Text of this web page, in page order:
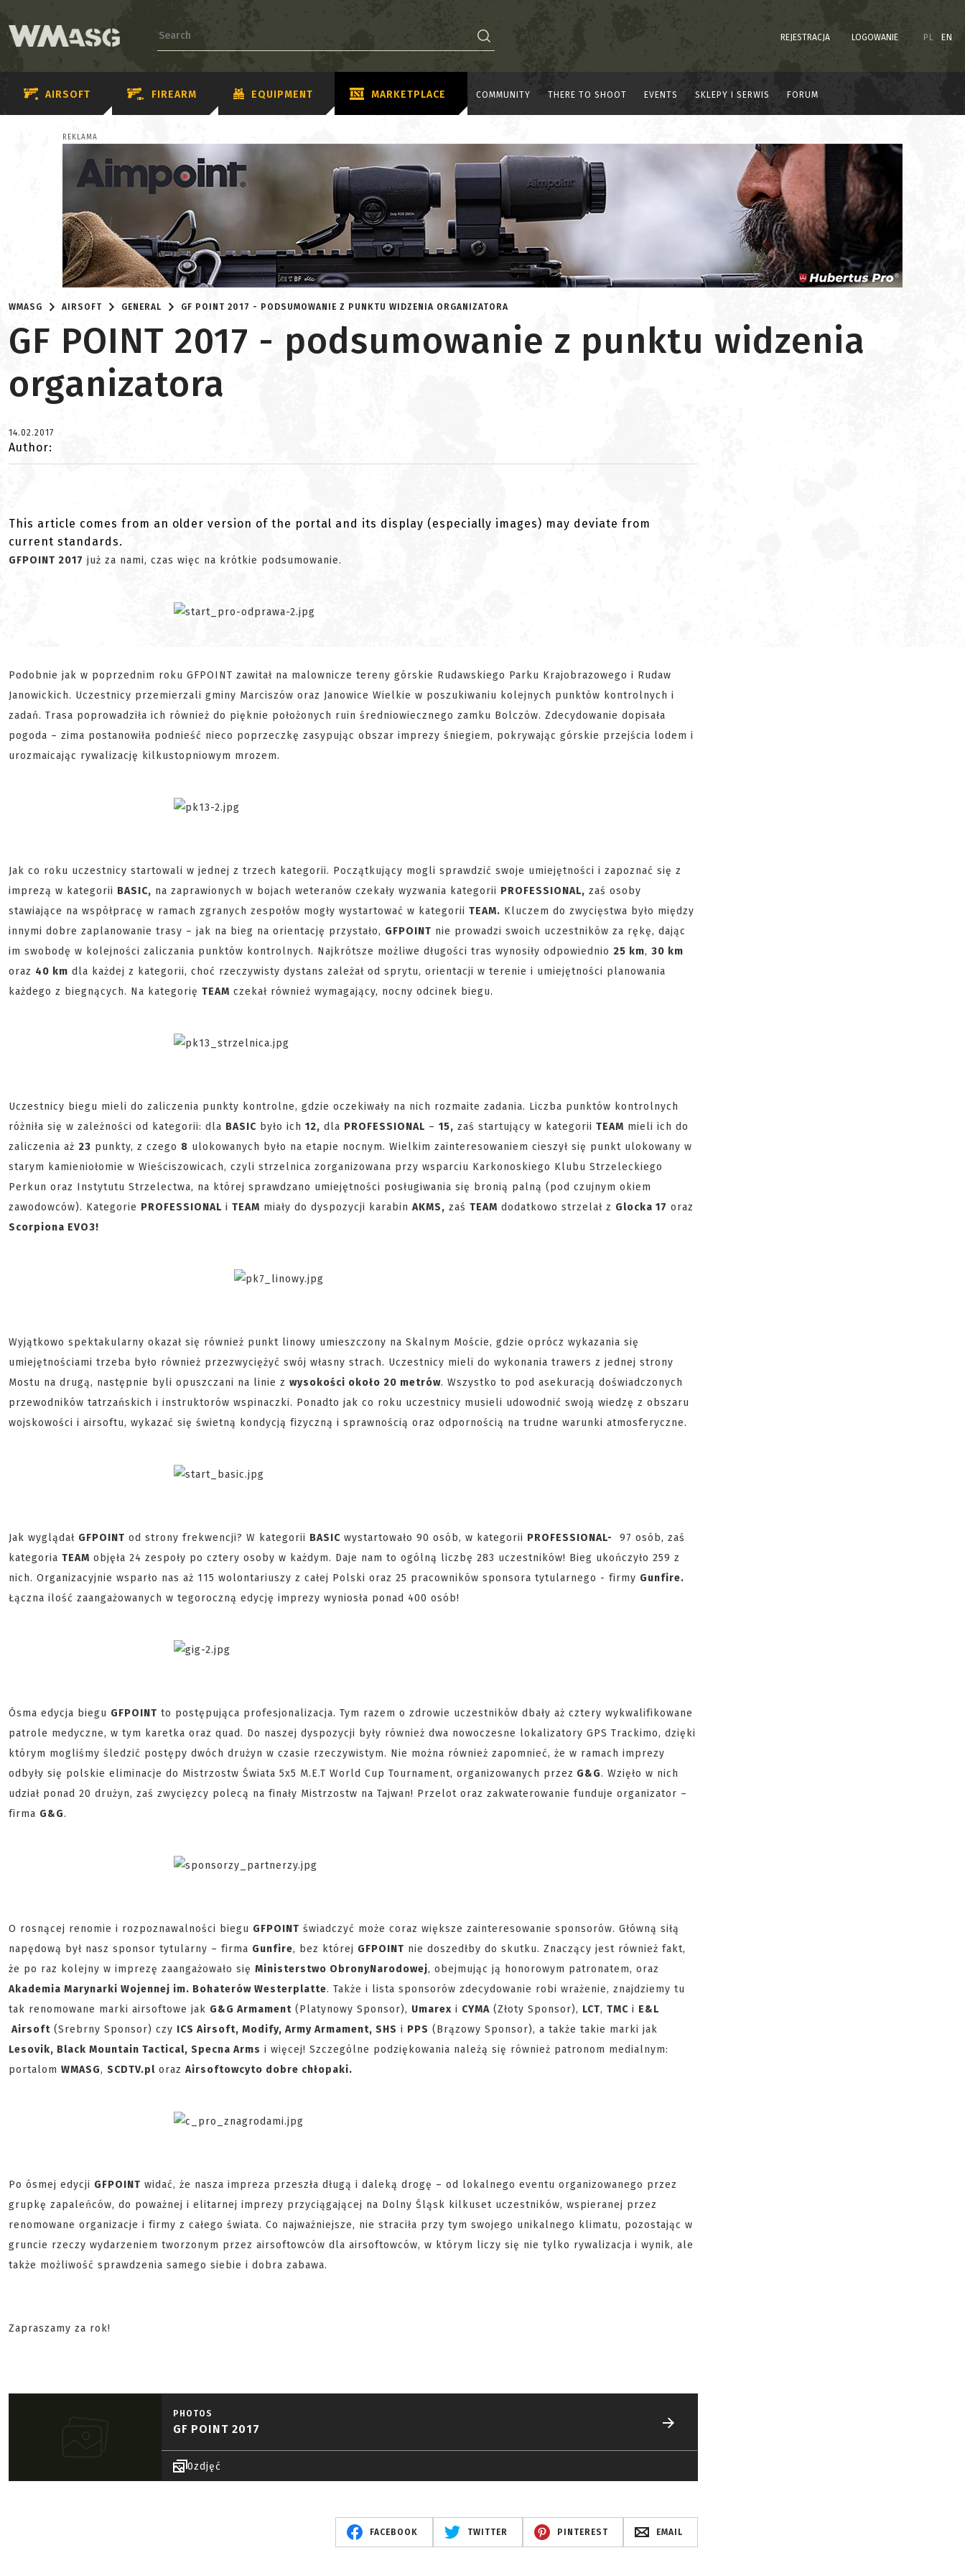
REJESTRACJA LOGOWANIE PL EN
AIRSOFT FIREARM EQUIPMENT MARKETPLACE COMMUNITY THERE TO SHOOT EVENTS SKLEPY I SERWIS FORUM
REKLAMA
WMASG AIRSOFT GENERAL GF POINT 2017 - PODSUMOWANIE Z PUNKTU WIDZENIA ORGANIZATORA
GF POINT 2017 - podsumowanie z punktu widzenia
organizatora
14.02.2017
Author:
This article comes from an older version of the portal and its display (especially images) may deviate from
current standards.
GFPOINT 2017 już za nami, czas więc na krótkie podsumowanie.
Podobnie jak w poprzednim roku GFPOINT zawitał na malownicze tereny górskie Rudawskiego Parku Krajobrazowego i Rudaw
Janowickich. Uczestnicy przemierzali gminy Marciszów oraz Janowice Wielkie w poszukiwaniu kolejnych punktów kontrolnych i
zadań. Trasa poprowadziła ich również do pięknie położonych ruin średniowiecznego zamku Bolczów. Zdecydowanie dopisała
pogoda – zima postanowiła podnieść nieco poprzeczkę zasypując obszar imprezy śniegiem, pokrywając górskie przejścia lodem i
urozmaicając rywalizację kilkustopniowym mrozem.
Jak co roku uczestnicy startowali w jednej z trzech kategorii. Początkujący mogli sprawdzić swoje umiejętności i zapoznać się z
imprezą w kategorii BASIC, na zaprawionych w bojach weteranów czekały wyzwania kategorii PROFESSIONAL, zaś osoby
stawiające na współpracę w ramach zgranych zespołów mogły wystartować w kategorii TEAM. Kluczem do zwycięstwa było między
innymi dobre zaplanowanie trasy – jak na bieg na orientację przystało, GFPOINT nie prowadzi swoich uczestników za rękę, dając
im swobodę w kolejności zaliczania punktów kontrolnych. Najkrótsze możliwe długości tras wynosiły odpowiednio 25 km, 30 km
oraz 40 km dla każdej z kategorii, choć rzeczywisty dystans zależał od sprytu, orientacji w terenie i umiejętności planowania
każdego z biegnących. Na kategorię TEAM czekał również wymagający, nocny odcinek biegu.
Uczestnicy biegu mieli do zaliczenia punkty kontrolne, gdzie oczekiwały na nich rozmaite zadania. Liczba punktów kontrolnych
różniła się w zależności od kategorii: dla BASIC było ich 12, dla PROFESSIONAL – 15, zaś startujący w kategorii TEAM mieli ich do
zaliczenia aż 23 punkty, z czego 8 ulokowanych było na etapie nocnym. Wielkim zainteresowaniem cieszył się punkt ulokowany w
starym kamieniołomie w Wieściszowicach, czyli strzelnica zorganizowana przy wsparciu Karkonoskiego Klubu Strzeleckiego
Perkun oraz Instytutu Strzelectwa, na której sprawdzano umiejętności posługiwania się bronią palną (pod czujnym okiem
zawodowców). Kategorie PROFESSIONAL i TEAM miały do dyspozycji karabin AKMS, zaś TEAM dodatkowo strzelał z Glocka 17 oraz
Scorpiona EVO3!
Wyjątkowo spektakularny okazał się również punkt linowy umieszczony na Skalnym Moście, gdzie oprócz wykazania się
umiejętnościami trzeba było również przezwyciężyć swój własny strach. Uczestnicy mieli do wykonania trawers z jednej strony
Mostu na drugą, następnie byli opuszczani na linie z wysokości około 20 metrów. Wszystko to pod asekuracją doświadczonych
przewodników tatrzańskich i instruktorów wspinaczki. Ponadto jak co roku uczestnicy musieli udowodnić swoją wiedzę z obszaru
wojskowości i airsoftu, wykazać się świetną kondycją fizyczną i sprawnością oraz odpornością na trudne warunki atmosferyczne.
Jak wyglądał GFPOINT od strony frekwencji? W kategorii BASIC wystartowało 90 osób, w kategorii PROFESSIONAL-
97 osób, zaś
kategoria TEAM objęła 24 zespoły po cztery osoby w każdym. Daje nam to ogólną liczbę 283 uczestników! Bieg ukończyło 259 z
nich. Organizacyjnie wsparło nas aż 115 wolontariuszy z całej Polski oraz 25 pracowników sponsora tytularnego - firmy Gunfire.
Łączna ilość zaangażowanych w tegoroczną edycję imprezy wyniosła ponad 400 osób!
Ósma edycja biegu GFPOINT to postępująca profesjonalizacja. Tym razem o zdrowie uczestników dbały aż cztery wykwalifikowane
patrole medyczne, w tym karetka oraz quad. Do naszej dyspozycji były również dwa nowoczesne lokalizatory GPS Trackimo, dzięki
którym mogliśmy śledzić postępy dwóch drużyn w czasie rzeczywistym. Nie można również zapomnieć, że w ramach imprezy
odbyły się polskie eliminacje do Mistrzostw Świata 5x5 M.E.T World Cup Tournament, organizowanych przez G&G. Wzięło w nich
udział ponad 20 drużyn, zaś zwycięzcy polecą na finały Mistrzostw na Tajwan! Przelot oraz zakwaterowanie funduje organizator –
firma G&G.
O rosnącej renomie i rozpoznawalności biegu GFPOINT świadczyć może coraz większe zainteresowanie sponsorów. Główną siłą
napędową był nasz sponsor tytularny – firma Gunfire, bez której GFPOINT nie doszedłby do skutku. Znaczący jest również fakt,
że po raz kolejny w imprezę zaangażowało się Ministerstwo ObronyNarodowej, obejmując ją honorowym patronatem, oraz
Akademia Marynarki Wojennej im. Bohaterów Westerplatte. Także i lista sponsorów zdecydowanie robi wrażenie, znajdziemy tu
tak renomowane marki airsoftowe jak G&G Armament (Platynowy Sponsor), Umarex i CYMA (Złoty Sponsor), LCT, TMC i E&L
Airsoft (Srebrny Sponsor) czy ICS Airsoft, Modify, Army Armament, SHS i PPS (Brązowy Sponsor), a także takie marki jak
Lesovik, Black Mountain Tactical, Specna Arms i więcej! Szczególne podziękowania należą się również patronom medialnym:
portalom WMASG, SCDTV.pl oraz Airsoftowcyto dobre chłopaki.
Po ósmej edycji GFPOINT widać, że nasza impreza przeszła długą i daleką drogę – od lokalnego eventu organizowanego przez
grupkę zapaleńców, do poważnej i elitarnej imprezy przyciągającej na Dolny Śląsk kilkuset uczestników, wspieranej przez
renomowane organizacje i firmy z całego świata. Co najważniejsze, nie straciła przy tym swojego unikalnego klimatu, pozostając w
gruncie rzeczy wydarzeniem tworzonym przez airsoftowców dla airsoftowców, w którym liczy się nie tylko rywalizacja i wynik, ale
także możliwość sprawdzenia samego siebie i dobra zabawa.
Zapraszamy za rok!
PHOTOS
GF POINT 2017
0zdjęć
FACEBOOK TWITTER PINTEREST EMAIL